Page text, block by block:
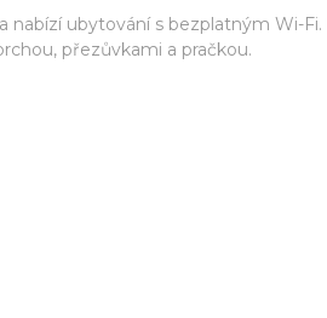
nabízí ubytování s bezplatným Wi-Fi.
přezůvkami a pračkou.